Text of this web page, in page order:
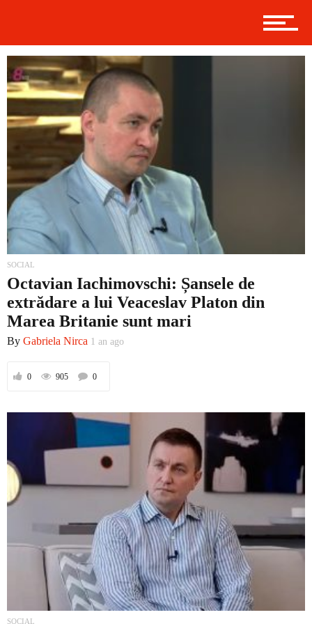
Politică
Externe
Social
Economic
Contact
Externe
Social
Economic
SOCIAL
Octavian Iachimovschi: Șansele de
extrădare a lui Veaceslav Platon din
Marea Britanie sunt mari
By Gabriela Nirca 1 an ago
0 905 0
SOCIAL